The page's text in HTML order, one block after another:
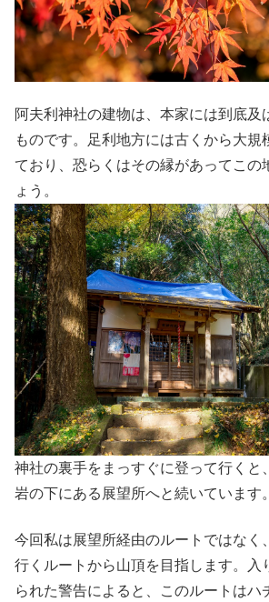
阿夫利神社の建物は、本家には到底及
ものです。足利地方には古くから大規
ており、恐らくはその縁があってこの
ょう。
神社の裏手をまっすぐに登って行くと
岩の下にある展望所へと続いています。
今回私は展望所経由のルートではなく
行くルートから山頂を目指します。入
られた警告によると、このルートはハ